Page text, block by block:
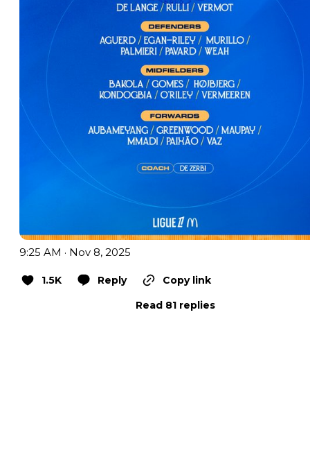
9:25 AM · Nov 8, 2025
1.5K Reply
Copy link
Read 81 replies